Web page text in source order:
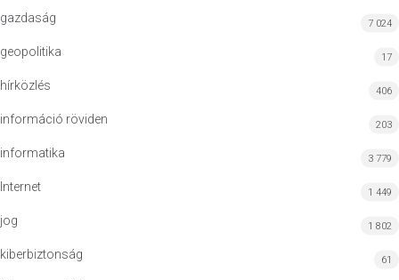
gazdaság 7 024
geopolitika 17
hírközlés 406
információ röviden 203
informatika 3 779
Internet 1 449
jog 1 802
kiberbiztonság 61